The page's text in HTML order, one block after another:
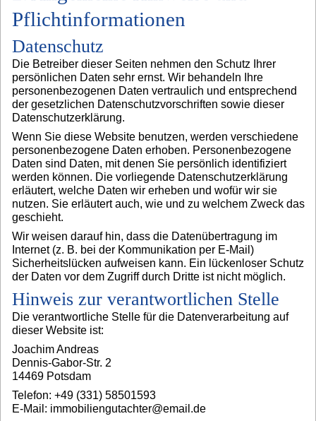
Pflichtinformationen
Datenschutz
Die Betreiber dieser Seiten nehmen den Schutz Ihrer
persönlichen Daten sehr ernst. Wir behandeln Ihre
personenbezogenen Daten vertraulich und entsprechend
der gesetzlichen Datenschutzvorschriften sowie dieser
Datenschutzerklärung.
Wenn Sie diese Website benutzen, werden verschiedene
personenbezogene Daten erhoben. Personenbezogene
Daten sind Daten, mit denen Sie persönlich identifiziert
werden können. Die vorliegende Datenschutzerklärung
erläutert, welche Daten wir erheben und wofür wir sie
nutzen. Sie erläutert auch, wie und zu welchem Zweck das
geschieht.
Wir weisen darauf hin, dass die Datenübertragung im
Internet (z. B. bei der Kommunikation per E-Mail)
Sicherheitslücken aufweisen kann. Ein lückenloser Schutz
der Daten vor dem Zugriff durch Dritte ist nicht möglich.
Hinweis zur verantwortlichen Stelle
Die verantwortliche Stelle für die Datenverarbeitung auf
dieser Website ist:
Joachim Andreas
Dennis-Gabor-Str. 2
14469 Potsdam
Telefon: +49 (331) 58501593
E-Mail: immobiliengutachter@email.de